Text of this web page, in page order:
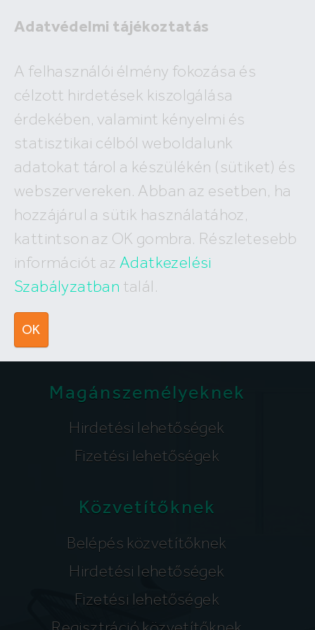
Adatvédelmi tájékoztatás
A felhasználói élmény fokozása és
célzott hirdetések kiszolgálása
érdekében, valamint kényelmi és
statisztikai célból weboldalunk
adatokat tárol a készülékén (sütiket) és
webszervereken. Abban az esetben, ha
hozzájárul a sütik használatához,
kattintson az OK gombra. Részletesebb
információt az Adatkezelési
Szabályzatban talál.
OK
A megadott ingatlan már nem
szerepel az adatbázisunkban!
Hívj minket
+36 (30) 550 5566
Írj nekünk
Magánszemélyeknek
Hirdetési lehetőségek
Fizetési lehetőségek
Közvetítőknek
Belépés közvetítőknek
Hirdetési lehetőségek
Fizetési lehetőségek